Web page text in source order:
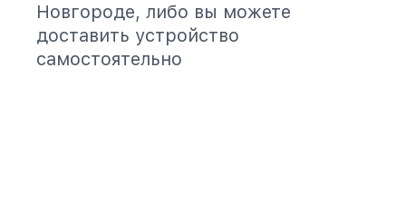
Новгороде, либо вы можете
доставить устройство
самостоятельно